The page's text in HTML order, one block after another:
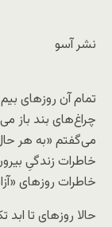
نشر آسو
تمام آن روزهای
چراغ‌های بند باز
می‌گفتم «به‌ هر
خاطرات زندگیِ
خاطرات روزهای
حالا روزهای تا